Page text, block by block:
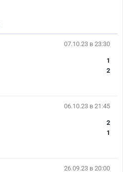
07.10.23 в 23:30
1
2
06.10.23 в 21:45
2
1
26.09.23 в 20:00